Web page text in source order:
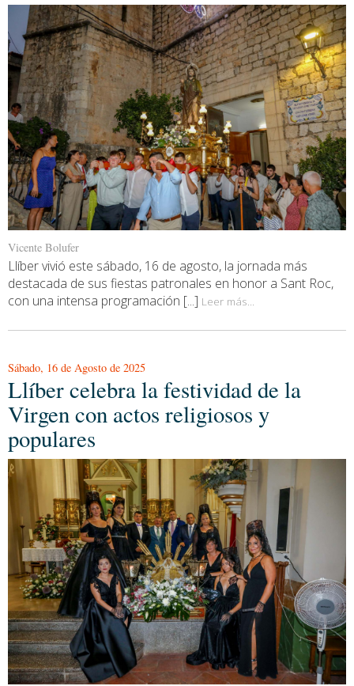
Vicente Bolufer
Llíber vivió este sábado, 16 de agosto, la jornada más
destacada de sus fiestas patronales en honor a Sant Roc,
con una intensa programación [...] Leer más...
Sábado, 16 de Agosto de 2025
Llíber celebra la festividad de la
Virgen con actos religiosos y
populares